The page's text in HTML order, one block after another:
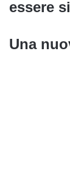
essere
Una